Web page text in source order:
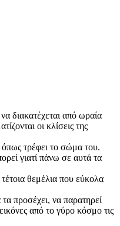
διακατέχεται από ωραία
οι κλίσεις της
όπως τρέφει το σώμα του.
γιατί πάνω σε αυτά τα
θεμέλια που εύκολα
προσέχει, να παρατηρεί
από το γύρο κόσμο τις